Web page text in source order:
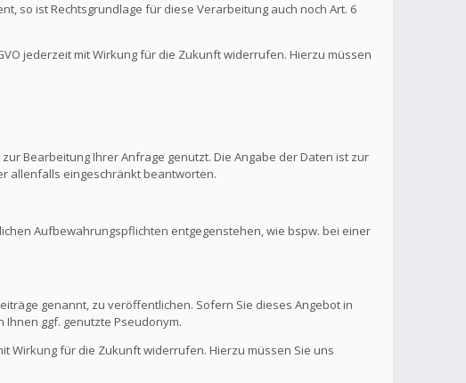
so ist Rechtsgrundlage für diese Verarbeitung auch noch Art. 6
jederzeit mit Wirkung für die Zukunft widerrufen. Hierzu müssen
Bearbeitung Ihrer Anfrage genutzt. Die Angabe der Daten ist zur
allenfalls eingeschränkt beantworten.
Aufbewahrungspflichten entgegenstehen, wie bspw. bei einer
genannt, zu veröffentlichen. Sofern Sie dieses Angebot in
ggf. genutzte Pseudonym.
Wirkung für die Zukunft widerrufen. Hierzu müssen Sie uns